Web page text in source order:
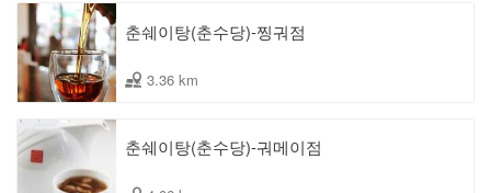
춘쉐이탕(춘수당)-찡궈점
3.36 km
춘쉐이탕(춘수당)-궈메이점